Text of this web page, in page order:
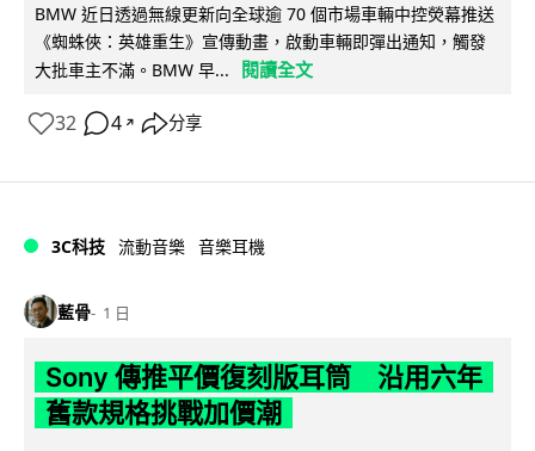
BMW 近日透過無線更新向全球逾 70 個市場車輛中控熒幕推送
《蜘蛛俠：英雄重生》宣傳動畫，啟動車輛即彈出通知，觸發
大批車主不滿。BMW 早...
閱讀全文
32 4 ↗ 分享
3C科技 流動音樂 音樂耳機
藍骨 1 日
Sony 傳推平價復刻版耳筒 沿用六年
舊款規格挑戰加價潮